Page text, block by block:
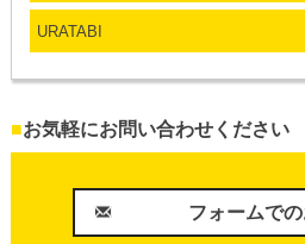
URATABI
■お気軽にお問い合わせください
フォームで